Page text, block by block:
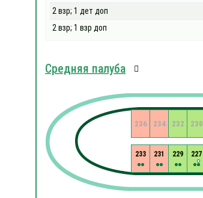
2 взр; 1 дет доп
2 взр; 1 взр доп
Средняя палуба
227
229
230
231
232
233
234
236